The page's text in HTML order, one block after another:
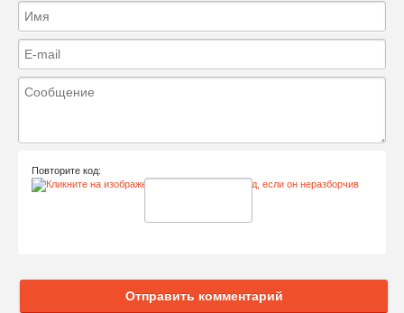
Повторите код:
Отправить комментарий